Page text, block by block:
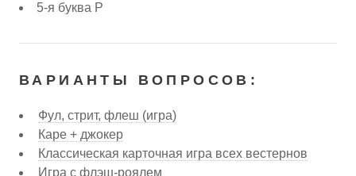
5-я буква Р
ВАРИАНТЫ ВОПРОСОВ:
Фул, стрит, флеш (игра)
Каре + джокер
Классическая карточная игра всех вестернов
Игра с флэш-роялем